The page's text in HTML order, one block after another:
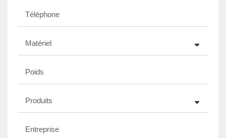
Téléphone
Matériel
Poids
Produits
Entreprise